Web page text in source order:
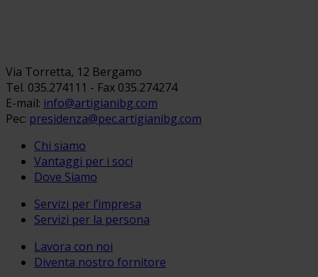
Via Torretta, 12 Bergamo
Tel. 035.274111 - Fax 035.274274
E-mail: info@artigianibg.com
Pec: presidenza@pec.artigianibg.com
Chi siamo
Vantaggi per i soci
Dove Siamo
Servizi per l’impresa
Servizi per la persona
Lavora con noi
Diventa nostro fornitore